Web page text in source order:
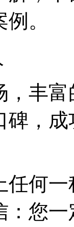
。
，丰
碑，
任何
：您